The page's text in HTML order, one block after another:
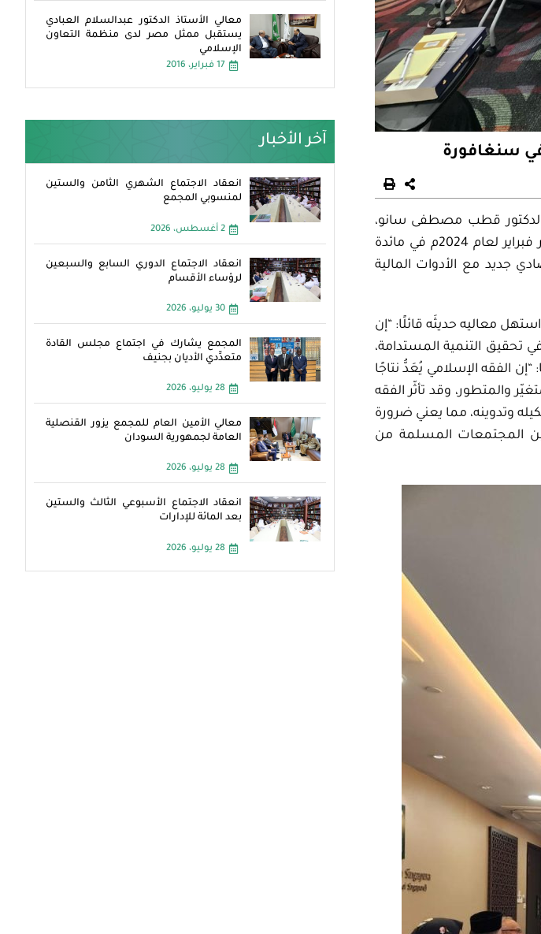
سنغافورة
الدكتور قطب مصطفى سانو،
الأمين العام للمجمع، يوم الخميس 20 من شهر رجب لعام 1445هـ الموافق 1 من شهر فبراير لعام 2024م في مائدة
جديد مع الأدوات المالية
معاليه حديثَه قائلًا: “إن
تحقيق التنمية المستدامة،
“إن الفقه الإسلامي يُعَدُّ نتاجًا
والمتطور، وقد تأثّر الفقه
وتدوينه، مما يعني ضرورة
المجتمعات المسلمة من
معالي الأستاذ الدكتور عبدالسلام العبادي
يستقبل ممثل مصر لدى منظمة التعاون
الإسلامي
17 فبراير، 2016
آخر الأخبار
انعقاد الاجتماع الشهري الثامن والستين
لمنسوبي المجمع
2 أغسطس، 2026
انعقاد الاجتماع الدوري السابع والسبعين
لرؤساء الأقسام
30 يوليو، 2026
المجمع يشارك في اجتماع مجلس القادة
متعدِّدي الأديان بجنيف
28 يوليو، 2026
معالي الأمين العام للمجمع يزور القنصلية
العامة لجمهورية السودان
28 يوليو، 2026
انعقاد الاجتماع الأسبوعي الثالث والستين
بعد المائة للإدارات
28 يوليو، 2026